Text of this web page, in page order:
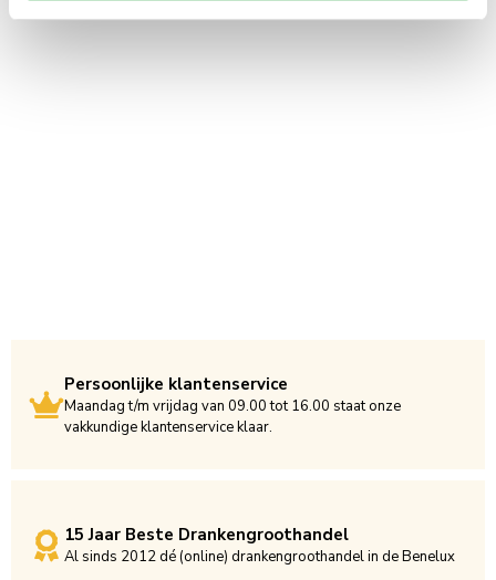
Persoonlijke klantenservice
Maandag t/m vrijdag van 09.00 tot 16.00 staat onze
vakkundige klantenservice klaar.
15 Jaar Beste Drankengroothandel
Al sinds 2012 dé (online) drankengroothandel in de Benelux